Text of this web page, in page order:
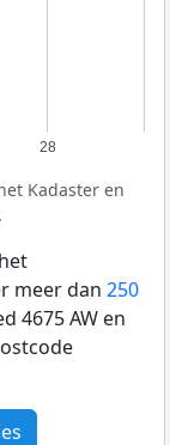
28
Kadaster en
meer dan 250
4675 AW en